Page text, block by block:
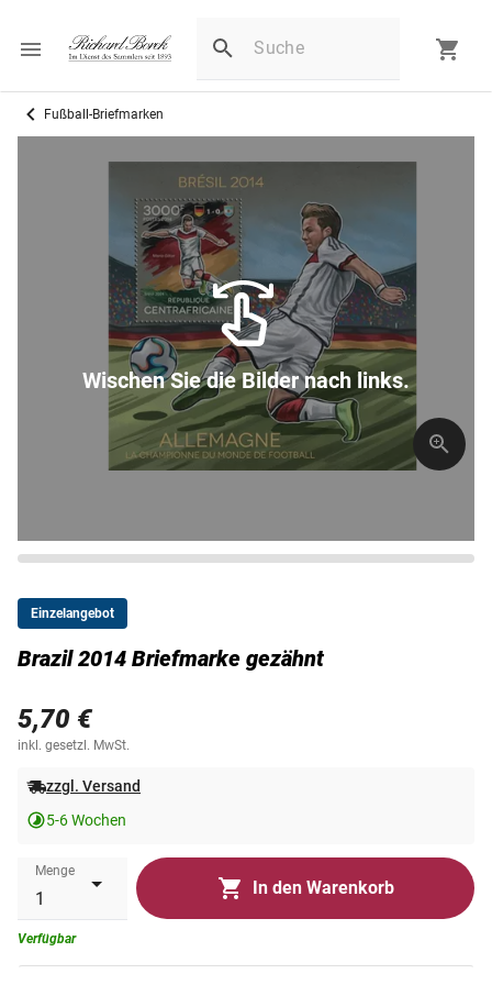
Fußball-Briefmarken
Wischen Sie die Bilder nach links.
Einzelangebot
Brazil 2014 Briefmarke gezähnt
5,70 €
inkl. gesetzl. MwSt.
zzgl. Versand
5-6 Wochen
Menge
In den Warenkorb
Verfügbar